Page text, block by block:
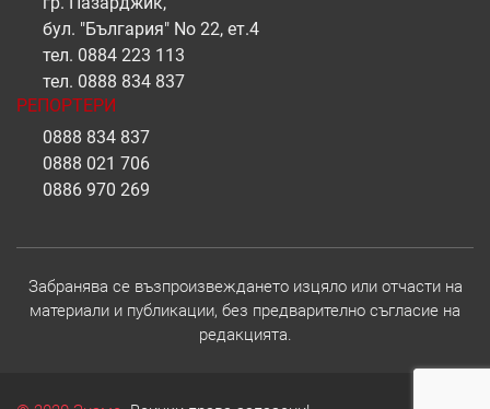
бул. "България" No 22, ет.4
тел. 0884 223 113
тел. 0888 834 837
РЕПОРТЕРИ
0888 834 837
0888 021 706
0886 970 269
Забранява се възпроизвеждането изцяло или отчасти на
материали и публикации, без предварително съгласие на
редакцията.